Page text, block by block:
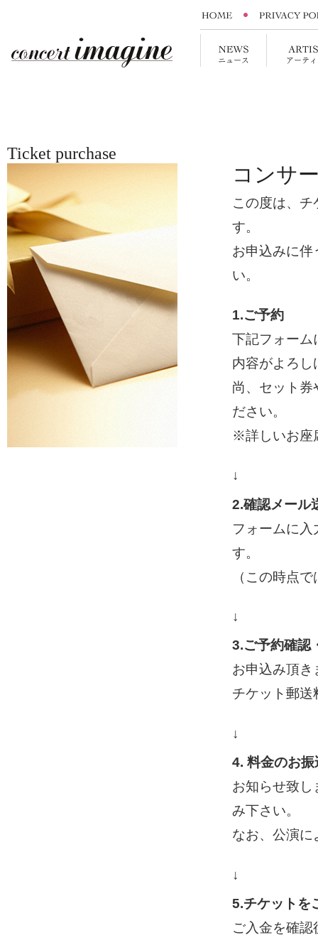
Ticket purchase
コンサ
この度は、
す。
お申込みに伴
い。
1.ご予約
下記フォーム
内容がよろし
尚、セット券
ださい。
※詳しいお座
↓
2.確認メール
フォームに
す。
（この時点
↓
3.ご予約確認
お申込み頂き
チケット郵
↓
4. 料金のお振
お知らせ致し
み下さい。
なお、公演に
↓
5.チケットを
ご入金を確